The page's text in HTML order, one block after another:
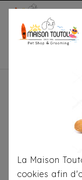
La Maison
cookies afin